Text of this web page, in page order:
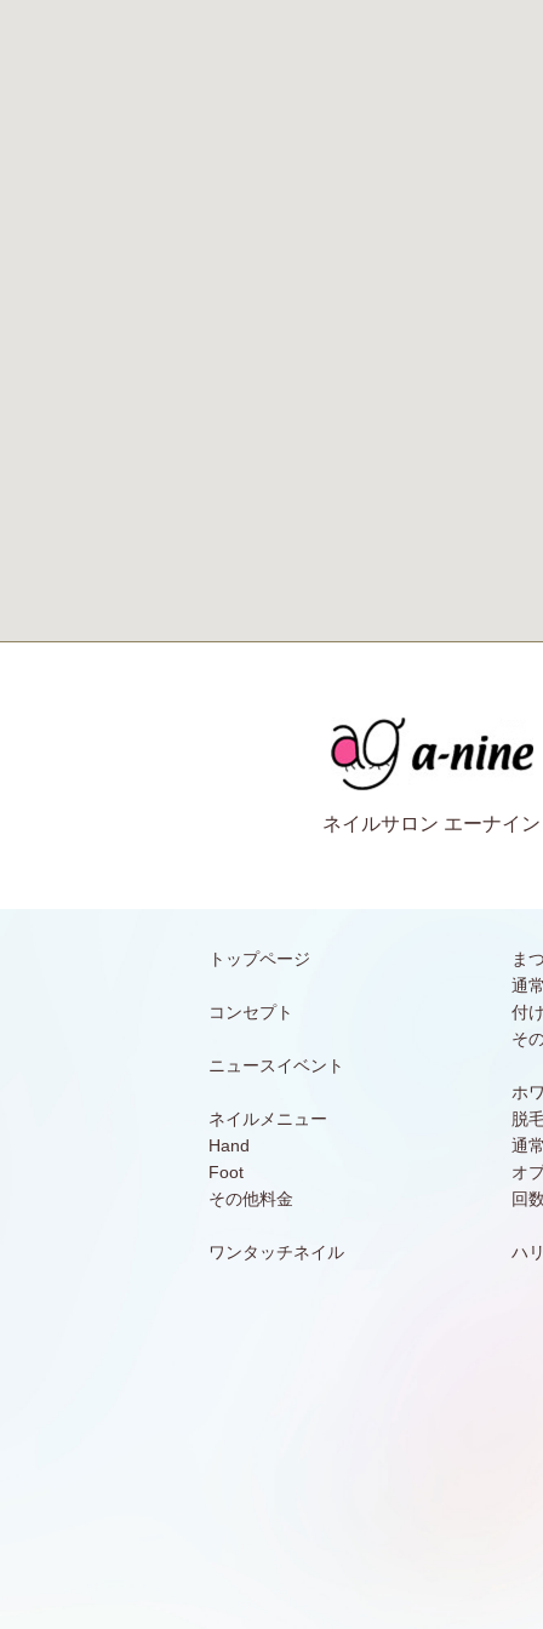
ネイルサロン エーナイン
トップページ
コンセプト
ニュースイベント
ネイルメニュー
Hand
Foot
その他料金
ワンタッチネイル
ま
通
付
そ
ホ
脱
通
オ
回
ハ